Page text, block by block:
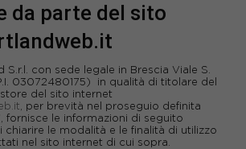
da parte del sito
S.r.l. con sede legale in Brescia Viale S.
03072480175) in qualità di titolare del
del sito internet
, per brevità nel proseguio definita
fornisce le informazioni di seguito
chiarire le modalità e le finalità di utilizzo
nel sito internet di cui sopra.